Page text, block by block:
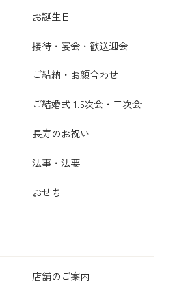
お誕生日
接待・宴会・歓送迎会
ご結納・お顔合わせ
ご結婚式 1.5次会・二次会
長寿のお祝い
法事・法要
おせち
店舗のご案内